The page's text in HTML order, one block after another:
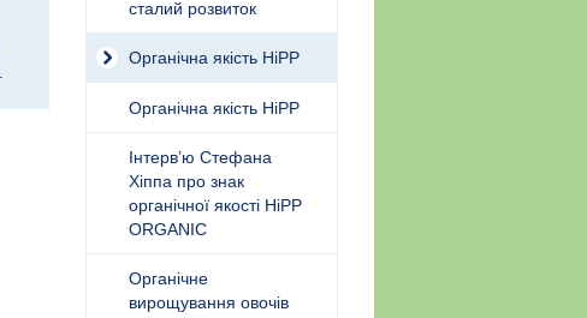
сталий розвиток
Органічна якість HiPP
Органічна якість HiPP
Інтерв’ю Стефана
Хіппа про знак
органічної якості HiPP
ORGANIC
Органічне
вирощування овочів